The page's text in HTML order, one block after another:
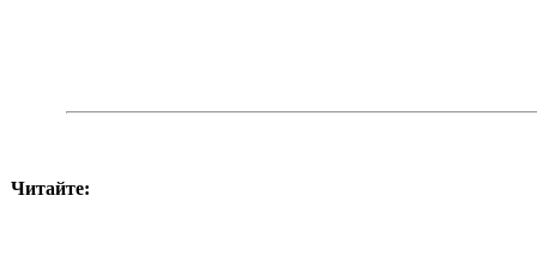
Читайте: